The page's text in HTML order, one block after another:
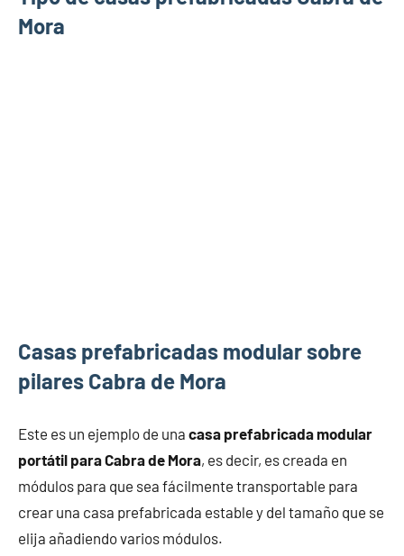
Mora
Casas prefabricadas modular sobre
pilares Cabra de Mora
Este es un ejemplo de una casa prefabricada modular
portátil para Cabra de Mora, es decir, es creada en
módulos para que sea fácilmente transportable para
crear una casa prefabricada estable y del tamaño que se
elija añadiendo varios módulos.